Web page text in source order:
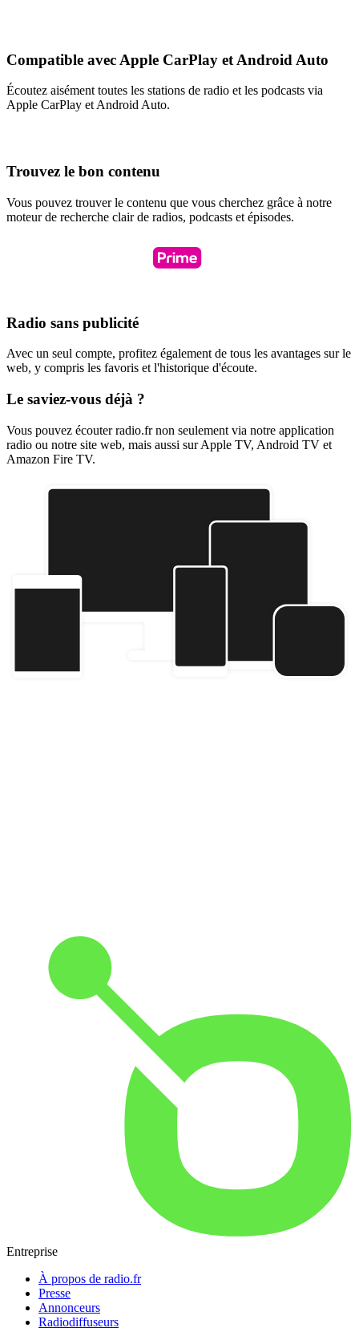
Compatible avec Apple CarPlay et Android Auto
Écoutez aisément toutes les stations de radio et les podcasts via
Apple CarPlay et Android Auto.
Trouvez le bon contenu
Vous pouvez trouver le contenu que vous cherchez grâce à notre
moteur de recherche clair de radios, podcasts et épisodes.
Radio sans publicité
Avec un seul compte, profitez également de tous les avantages sur le
web, y compris les favoris et l'historique d'écoute.
Le saviez-vous déjà ?
Vous pouvez écouter radio.fr non seulement via notre application
radio ou notre site web, mais aussi sur Apple TV, Android TV et
Amazon Fire TV.
Entreprise
À propos de radio.fr
Presse
Annonceurs
Radiodiffuseurs